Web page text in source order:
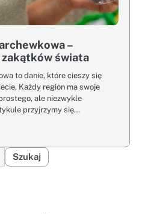
–
świata
to danie, które cieszy się
Każdy region ma swoje
ale niezwykle
przyjrzymy się…